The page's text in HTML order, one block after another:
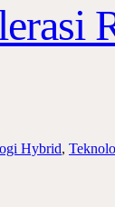
Hybrid,